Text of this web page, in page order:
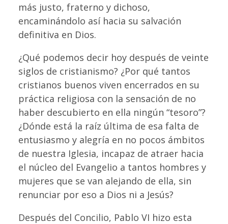
más justo, fraterno y dichoso,
encaminándolo así hacia su salvación
definitiva en Dios.
¿Qué podemos decir hoy después de veinte
siglos de cristianismo? ¿Por qué tantos
cristianos buenos viven encerrados en su
práctica religiosa con la sensación de no
haber descubierto en ella ningún “tesoro”?
¿Dónde está la raíz última de esa falta de
entusiasmo y alegría en no pocos ámbitos
de nuestra Iglesia, incapaz de atraer hacia
el núcleo del Evangelio a tantos hombres y
mujeres que se van alejando de ella, sin
renunciar por eso a Dios ni a Jesús?
Después del Concilio, Pablo VI hizo esta